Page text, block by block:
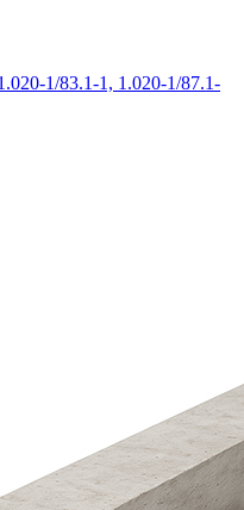
1/83.1-1, 1.020-1/87.1-